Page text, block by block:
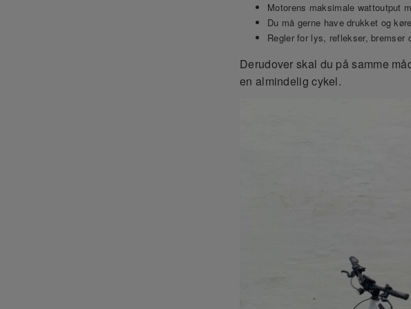
Motorens maksimale wattoutput
Du må gerne have drukket og
Regler for lys, reflekser, bremser
Derudover skal du på samme
en almindelig cykel.